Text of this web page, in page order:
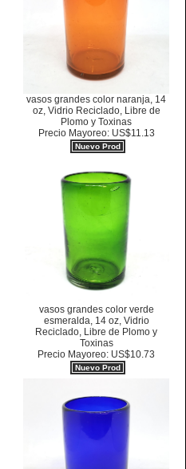
vasos grandes color naranja, 14
oz, Vidrio Reciclado, Libre de
Plomo y Toxinas
Precio Mayoreo: US$11.13
Nuevo Prod
vasos grandes color verde
esmeralda, 14 oz, Vidrio
Reciclado, Libre de Plomo y
Toxinas
Precio Mayoreo: US$10.73
Nuevo Prod